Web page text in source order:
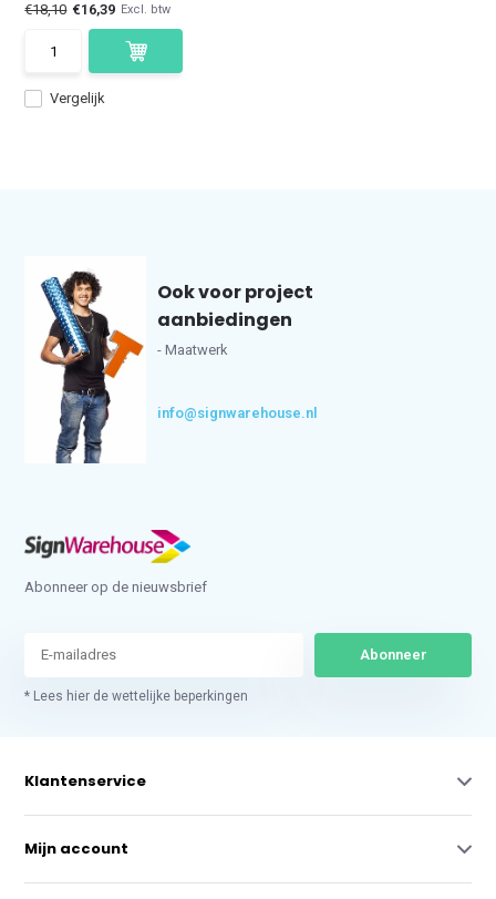
Vergelijk
€18,10 €16,39 Excl. btw
Ook voor project
aanbiedingen
- Maatwerk
info@signwarehouse.nl
Abonneer op de nieuwsbrief
Abonneer
* Lees hier de wettelijke beperkingen
Klantenservice
Mijn account